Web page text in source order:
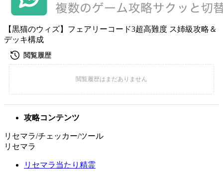
【黒猫のウィズ】フェアリーコード3超高難度 ス姉級攻略＆
デッキ構成
攻略コンテンツ
リセマラ/チェッカー/ツール
リセマラ
リセマラ当たり精霊